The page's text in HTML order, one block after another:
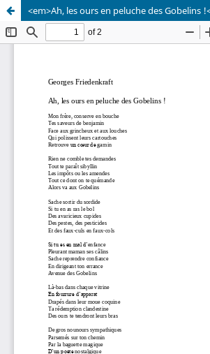
<em>Ah, les ours en peluche des Gobelins